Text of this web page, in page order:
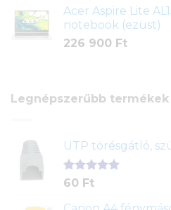
Acer Aspire Lite
notebook (ezüst)
226 900 Ft
Legnépszerűbb termékek
UTP törésgátló,
Értékelés
ből,
1
60 Ft